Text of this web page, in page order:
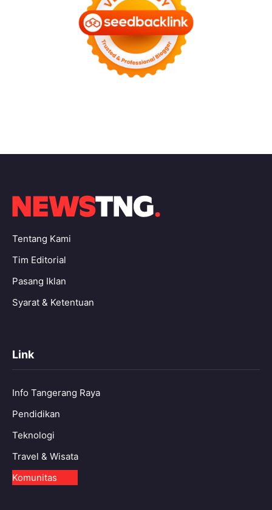
Tentang Kami
Tim Editorial
Pasang Iklan
Syarat & Ketentuan
Link
Info Tangerang Raya
Pendidikan
Teknologi
Travel & Wisata
Komunitas